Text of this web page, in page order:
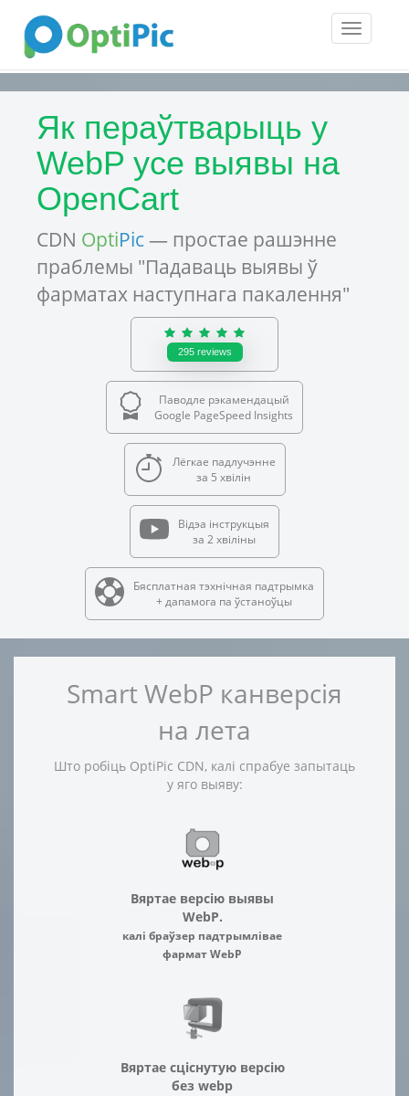
Toggle
Як пераўтварыць у
WebP усе выявы на
OpenCart
CDN OptiPic — простае рашэнне
праблемы "Падаваць выявы ў
фарматах наступнага пакалення"
295 reviews
Паводле рэкамендацый
Google PageSpeed Insights
Лёгкае падлучэнне
за 5 хвілін
Відэа інструкцыя
за 2 хвіліны
Бясплатная тэхнічная падтрымка
+ дапамога па ўстаноўцы
Smart WebP канверсія
на лета
Што робіць OptiPic CDN, калі спрабуе запытаць
у яго выяву:
Вяртае версію выявы
WebP.
калі браўзер падтрымлівае
фармат WebP
Вяртае сціснутую версію
без webp